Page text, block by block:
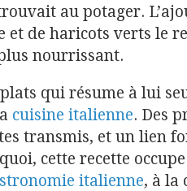
au potager.
et de haricots verts le
nourrissant.
plats qui résume à lui
cuisine italienne. Des
transmis, et un lien
cette recette
italienne, à la